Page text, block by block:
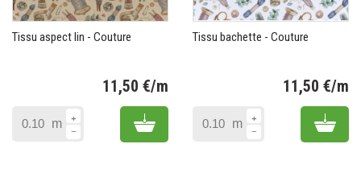
Tissu aspect lin - Couture
11,50 €/m
m Add to cart
Tissu bachette - Couture
11,50 €/m
m Add